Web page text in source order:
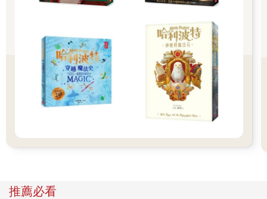
推薦必看